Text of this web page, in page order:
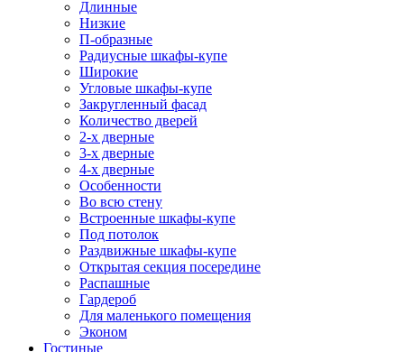
Длинные
Низкие
П-образные
Радиусные шкафы-купе
Широкие
Угловые шкафы-купе
Закругленный фасад
Количество дверей
2-х дверные
3-х дверные
4-х дверные
Особенности
Во всю стену
Встроенные шкафы-купе
Под потолок
Раздвижные шкафы-купе
Открытая секция посередине
Распашные
Гардероб
Для маленького помещения
Эконом
Гостиные